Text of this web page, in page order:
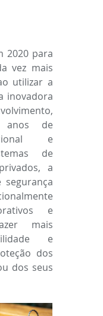
2020 para
vez mais
utilizar a
inovadora
de
e
de
a
segurança
e
mais
e
dos
dos seus